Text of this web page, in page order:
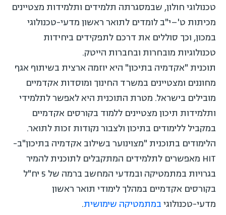
טכנולוגי חולון, שבמסגרתה תלמידים ותלמידות מצטיינים
מכיתות ט'–י"ב לומדים לתואר ראשון מדעי-טכנולוגי
במכון, וכך סוללים את דרכם לתפקידים ביחידות
טכנולוגיות מובחרות ובחברות הייטק.
תוכנית "אקדמיה בתיכון" היא יוזמה ארצית בשיתוף אגף
מחוננים ומצטיינים במשרד החינוך ומוסדות אקדמיים
מובילים בישראל. מטרת התוכנית היא לאפשר לתלמידי
ותלמידות תיכון מצטיינים ללמוד בקורסים אקדמיים
במקביל ללימודים בתיכון ולצבור נקודות זכות לתואר.
הלימודים בתוכנית "מצוינוער בשילוב אקדמיה בתיכון"ב-
HIT מאפשרים לתלמידים המתקבלים לתוכנית להמיר
בגרויות במתמטיקה ובמדעי המחשב ברמה של 5 יח"ל
בקורסים אקדמיים במהלך לימודי תואר ראשון
מדעי-טכנולוגי במתמטיקה שימושית.